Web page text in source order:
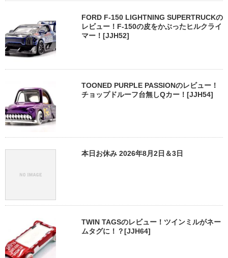
FORD F-150 LIGHTNING SUPERTRUCKの
レビュー！F-150の皮をかぶったヒルクライ
マー！[JJH52]
TOONED PURPLE PASSIONのレビュー！
チョップドルーフ台無しQカー！[JJH54]
本日お休み 2026年8月2日＆3日
TWIN TAGSのレビュー！ツインミルがネー
ムタグに！？[JJH64]